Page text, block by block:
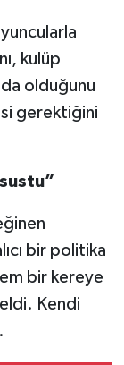
kulüp
olduğunu
gerektiğini
bir politika
bir kereye
Kendi